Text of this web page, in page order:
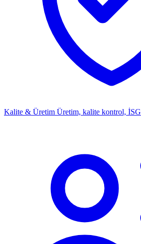
Kalite & Üretim Üretim, kalite kontrol, İSG